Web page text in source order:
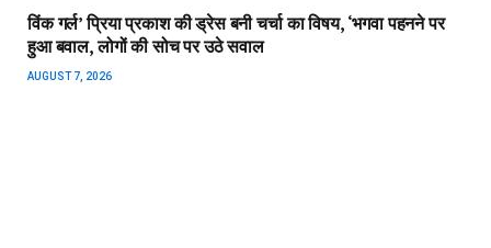
विंक गर्ल’ प्रिया प्रकाश की ड्रेस बनी चर्चा का विषय, ‘भगवा पहनने पर
हुआ बवाल, लोगों की सोच पर उठे सवाल
AUGUST 7, 2026